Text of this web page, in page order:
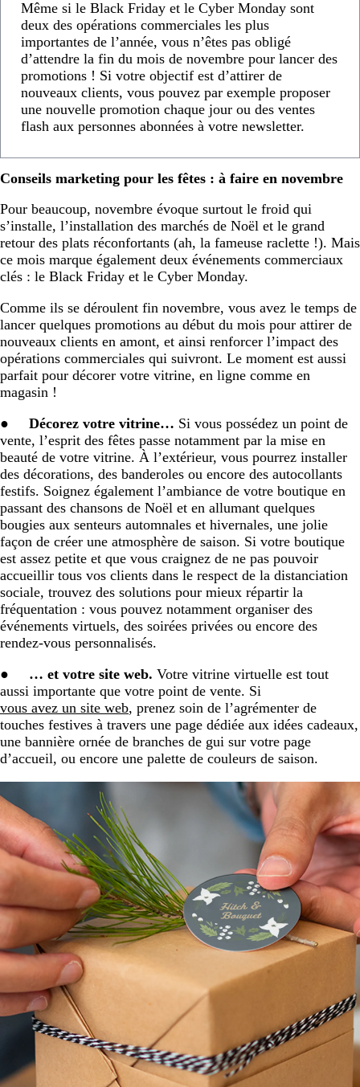
Même si le Black Friday et le Cyber Monday sont
deux des opérations commerciales les plus
importantes de l’année, vous n’êtes pas obligé
d’attendre la fin du mois de novembre pour lancer des
promotions ! Si votre objectif est d’attirer de
nouveaux clients, vous pouvez par exemple proposer
une nouvelle promotion chaque jour ou des ventes
flash aux personnes abonnées à votre newsletter.
Conseils marketing pour les fêtes : à faire en novembre
Pour beaucoup, novembre évoque surtout le froid qui
s’installe, l’installation des marchés de Noël et le grand
retour des plats réconfortants (ah, la fameuse raclette !). Mais
ce mois marque également deux événements commerciaux
clés : le Black Friday et le Cyber Monday.
Comme ils se déroulent fin novembre, vous avez le temps de
lancer quelques promotions au début du mois pour attirer de
nouveaux clients en amont, et ainsi renforcer l’impact des
opérations commerciales qui suivront. Le moment est aussi
parfait pour décorer votre vitrine, en ligne comme en
magasin !
● Décorez votre vitrine… Si vous possédez un point de
vente, l’esprit des fêtes passe notamment par la mise en
beauté de votre vitrine. À l’extérieur, vous pourrez installer
des décorations, des banderoles ou encore des autocollants
festifs. Soignez également l’ambiance de votre boutique en
passant des chansons de Noël et en allumant quelques
bougies aux senteurs automnales et hivernales, une jolie
façon de créer une atmosphère de saison. Si votre boutique
est assez petite et que vous craignez de ne pas pouvoir
accueillir tous vos clients dans le respect de la distanciation
sociale, trouvez des solutions pour mieux répartir la
fréquentation : vous pouvez notamment organiser des
événements virtuels, des soirées privées ou encore des
rendez-vous personnalisés.
● … et votre site web. Votre vitrine virtuelle est tout
aussi importante que votre point de vente. Si
vous avez un site web, prenez soin de l’agrémenter de
touches festives à travers une page dédiée aux idées cadeaux,
une bannière ornée de branches de gui sur votre page
d’accueil, ou encore une palette de couleurs de saison.